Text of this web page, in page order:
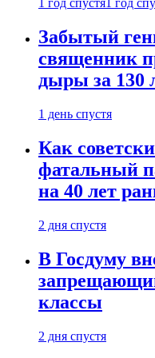
1 год спустя 1 год
Забытый
священник
дыры за 130
1 день спустя
Как
фатальный
на 40 лет
2 дня спустя
В Госдуму
классы
2 дня спустя